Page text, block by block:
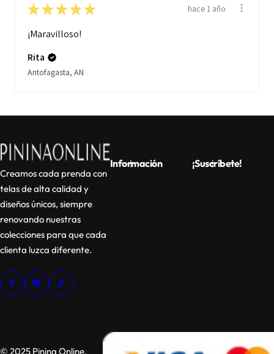
★★★★★ hace 1 año
¡Maravilloso!
Rita
Antofagasta, AN
Creamos cada prenda con
telas de alta calidad y
diseños únicos, siempre
renovando nuestras
colecciones para que cada
clienta luzca diferente.
Información ¡Suscríbete!
© 2025 Pinina Online.